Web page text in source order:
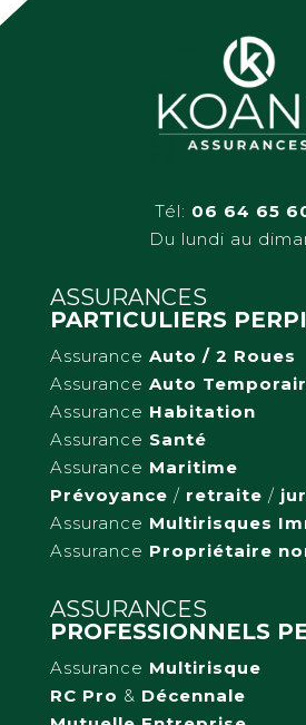
Tél: 06 64 65
Du lundi au
ASSURANCES
PARTICULIERS
Assurance Auto / 2 Roues
Assurance Auto
Assurance Habitation
Assurance Santé
Assurance Maritime
Prévoyance / retraite /
Assurance Multirisques
Assurance Propriétaire
ASSURANCES
PROFESSIONNELS
Assurance Multirisque
RC Pro & Décennale